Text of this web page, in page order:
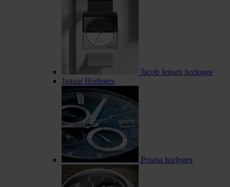
Jacob Jensen horloges
Jaguar Horloges
Prisma horloges